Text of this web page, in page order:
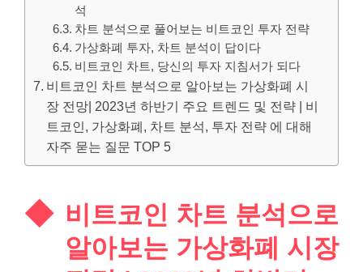
석
차트 분석으로 풀어보는 비트코인 투자 전략
가상화폐 투자, 차트 분석이 답이다
비트코인 차트, 당신의 투자 지침서가 되다
비트코인 차트 분석으로 알아보는 가상화폐 시
장 전망| 2023년 하반기 주요 트렌드 및 전략 | 비
트코인, 가상화폐, 차트 분석, 투자 전략 에 대해
자주 묻는 질문 TOP 5
비트코인 차트 분석으로
알아보는 가상화폐 시장